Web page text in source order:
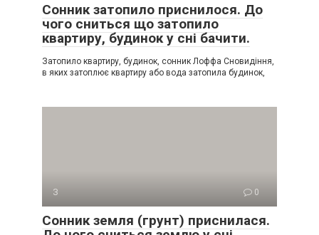
Сонник затопило приснилося. До
чого сниться що затопило
квартиру, будинок у сні бачити.
Затопило квартиру, будинок, сонник Лоффа Сновидіння,
в яких затоплює квартиру або вода затопила будинок,
З 0
Сонник земля (грунт) приснилася.